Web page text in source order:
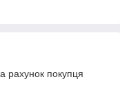
рахунок покупця